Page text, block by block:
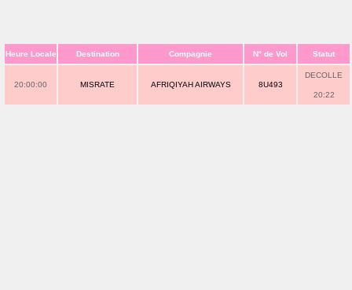
Heure Locale Destination Compagnie N° de Vol Statut
20:00:00 MISRATE AFRIQIYAH AIRWAYS 8U493
DECOLLE
20:22